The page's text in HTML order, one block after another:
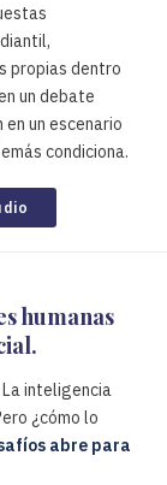
propias dentro
un debate
un escenario
condiciona.
humanas
inteligencia
¿cómo lo
abre para